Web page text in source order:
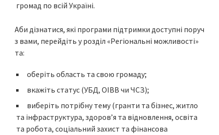
громад по всій Україні.
Аби дізнатися, які програми підтримки доступні поруч
з вами, перейдіть у розділ «Регіональні можливості»
та:
оберіть область та свою громаду;
вкажіть статус (УБД, ОІВВ чи ЧСЗ);
виберіть потрібну тему (гранти та бізнес, житло
та інфраструктура, здоров’я та відновлення, освіта
та робота, соціальний захист та фінансова